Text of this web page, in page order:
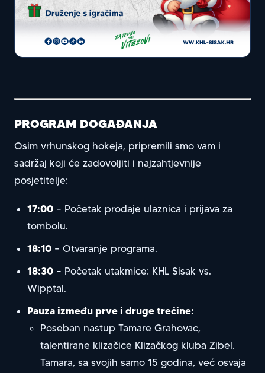
PROGRAM DOGAĐANJA
Osim vrhunskog hokeja, pripremili smo vam i
sadržaj koji će zadovoljiti i najzahtjevnije
posjetitelje:
17:00 – Početak prodaje ulaznica i prijava za
tombolu.
18:10 – Otvaranje programa.
18:30 – Početak utakmice: KHL Sisak vs.
Wipptal.
Pauza između prve i druge trećine:
Poseban nastup Tamare Grahovac,
talentirane klizačice Klizačkog kluba Zibel.
Tamara, sa svojih samo 15 godina, već osvaja